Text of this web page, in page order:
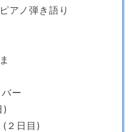
アノ弾き語り
ー
)
２日目)